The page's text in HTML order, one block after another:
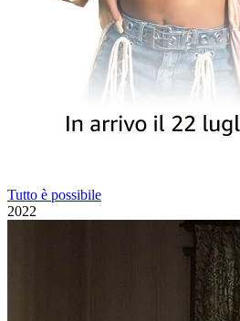
Tutto è possibile
2022